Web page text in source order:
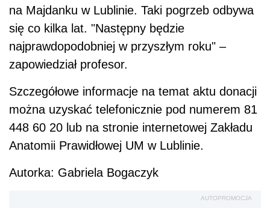
na Majdanku w Lublinie. Taki pogrzeb odbywa
się co kilka lat. "Następny będzie
najprawdopodobniej w przyszłym roku" –
zapowiedział profesor.
Szczegółowe informacje na temat aktu donacji
można uzyskać telefonicznie pod numerem 81
448 60 20 lub na stronie internetowej Zakładu
Anatomii Prawidłowej UM w Lublinie.
Autorka: Gabriela Bogaczyk
AUTOPROMOCJA